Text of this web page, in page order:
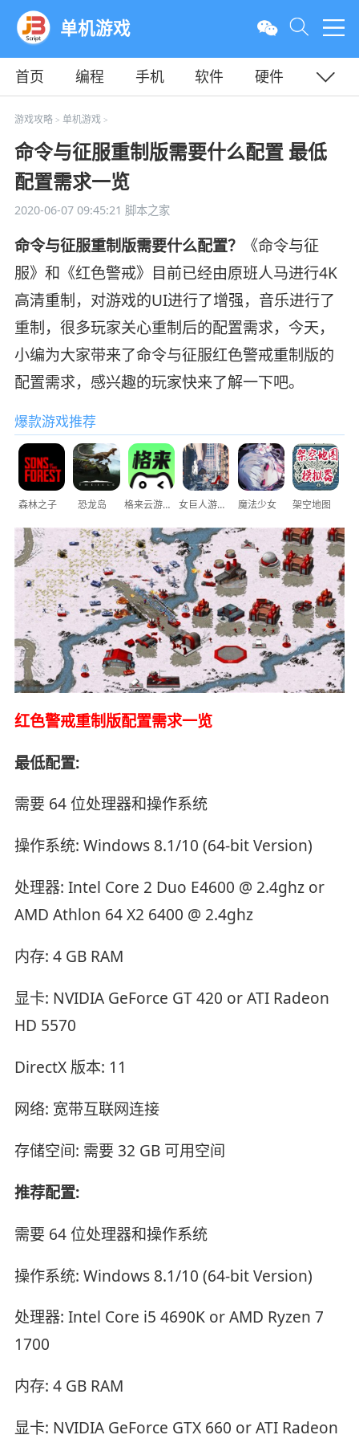
单机游戏
首页 编程 手机 软件
硬件
教程
平面
游戏攻略> 单机游戏>
命令与征服重制版需要什么配置 最低
配置需求一览
2020-06-07 09:45:21 脚本之家
命令与征服重制版需要什么配置？
《命令与征
服》和《红色警戒》目前已经由原班人马进行4K
高清重制，对游戏的UI进行了增强，音乐进行了
重制，很多玩家关心重制后的配置需求，今天，
小编为大家带来了命令与征服红色警戒重制版的
配置需求，感兴趣的玩家快来了解一下吧。
爆款游戏推荐
森林之子 恐龙岛 格来云游戏 女巨人游乐场 魔法少女 架空地图
红色警戒重制版配置需求一览
最低配置:
需要 64 位处理器和操作系统
操作系统: Windows 8.1/10 (64-bit Version)
处理器: Intel Core 2 Duo E4600 @ 2.4ghz or
AMD Athlon 64 X2 6400 @ 2.4ghz
内存: 4 GB RAM
显卡: NVIDIA GeForce GT 420 or ATI Radeon
HD 5570
DirectX 版本: 11
网络: 宽带互联网连接
存储空间: 需要 32 GB 可用空间
推荐配置:
需要 64 位处理器和操作系统
操作系统: Windows 8.1/10 (64-bit Version)
处理器: Intel Core i5 4690K or AMD Ryzen 7
1700
内存: 4 GB RAM
显卡: NVIDIA GeForce GTX 660 or ATI Radeon